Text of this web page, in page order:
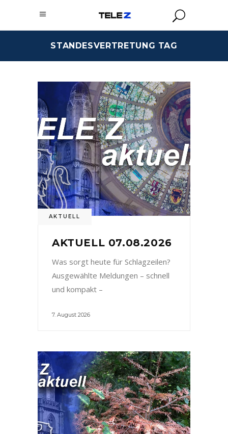
STANDESVERTRETUNG TAG
AKTUELL
AKTUELL 07.08.2026
Was sorgt heute für Schlagzeilen?
Ausgewählte Meldungen – schnell
und kompakt –
7. August 2026